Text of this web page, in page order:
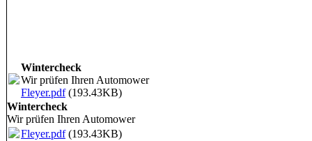
Wintercheck
Wir prüfen Ihren Automower
Fleyer.pdf(193.43KB)
Wintercheck
Wir prüfen Ihren Automower
Fleyer.pdf(193.43KB)